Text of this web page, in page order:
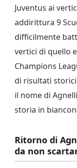
Juventus ai
addirittura 9
difficilmente
vertici di quello
Champions
di risultati
il nome di
storia in
Ritorno di
da non